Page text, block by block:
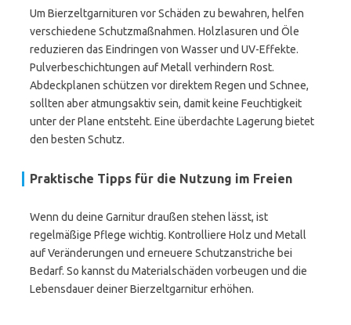
Um Bierzeltgarnituren vor Schäden zu bewahren, helfen
verschiedene Schutzmaßnahmen. Holzlasuren und Öle
reduzieren das Eindringen von Wasser und UV-Effekte.
Pulverbeschichtungen auf Metall verhindern Rost.
Abdeckplanen schützen vor direktem Regen und Schnee,
sollten aber atmungsaktiv sein, damit keine Feuchtigkeit
unter der Plane entsteht. Eine überdachte Lagerung bietet
den besten Schutz.
Praktische Tipps für die Nutzung im Freien
Wenn du deine Garnitur draußen stehen lässt, ist
regelmäßige Pflege wichtig. Kontrolliere Holz und Metall
auf Veränderungen und erneuere Schutzanstriche bei
Bedarf. So kannst du Materialschäden vorbeugen und die
Lebensdauer deiner Bierzeltgarnitur erhöhen.